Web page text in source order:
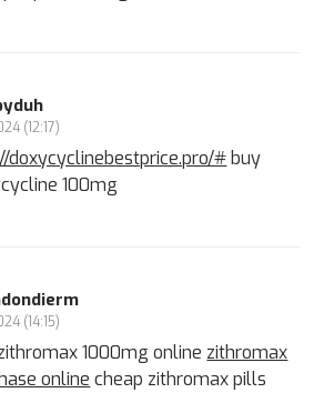
(12:17)
doxycyclinebestprice.pro/#buy
100mg
(14:15)
1000mg online zithromax
online cheap zithromax pills